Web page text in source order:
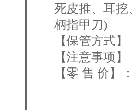
死皮推、耳
柄指甲刀)
【保管方式
【注意事项
【零 售 价】